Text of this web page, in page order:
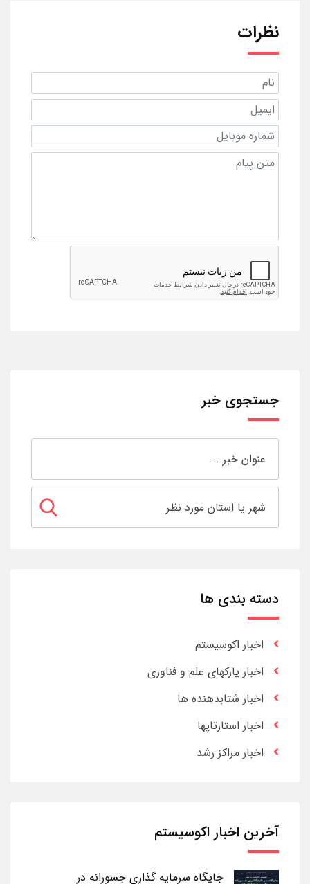
نظرات
جستجوی خبر
دسته بندی ها
اخبار اکوسیستم
اخبار پارکهای علم و فناوری
اخبار شتابدهنده ها
اخبار استارتاپها
اخبار مراکز رشد
آخرین اخبار اکوسیستم
جایگاه سرمایه گذاری جسورانه در